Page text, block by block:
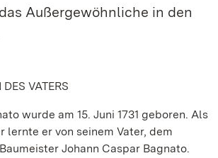
Außergewöhnliche in den
VATERS
wurde am 15. Juni 1731 geboren. Als
lernte er von seinem Vater, dem
Johann Caspar Bagnato.